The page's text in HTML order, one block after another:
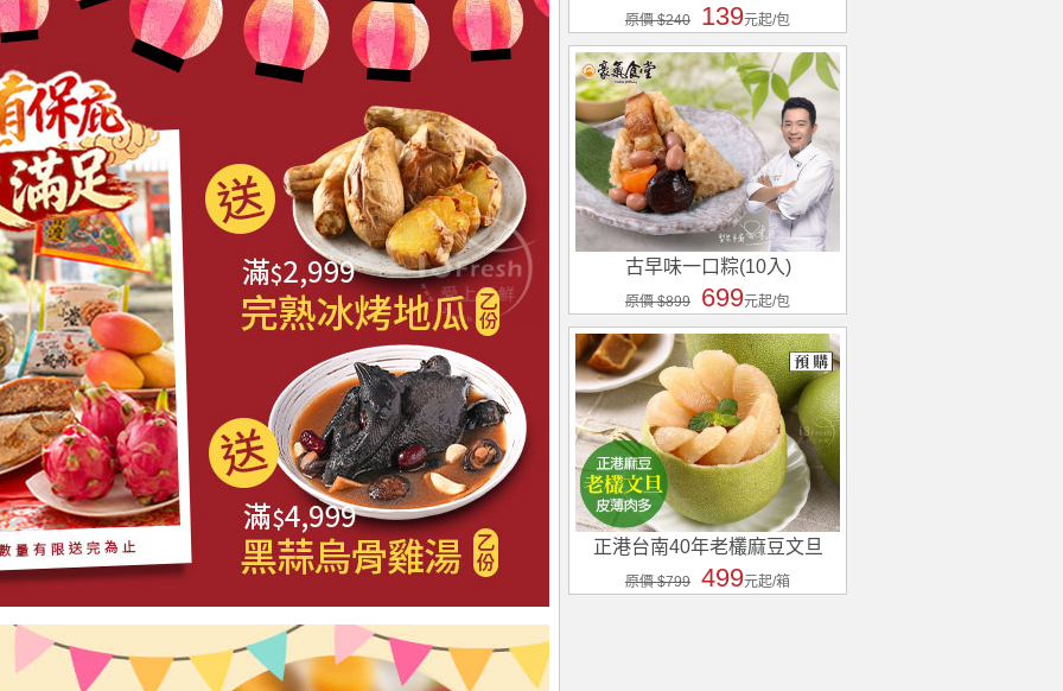
原價 $240 139元起/包
古早味一口粽(10入)
原價 $899 699元起/包
正港台南40年老欉麻豆文旦
原價 $799 499元起/箱